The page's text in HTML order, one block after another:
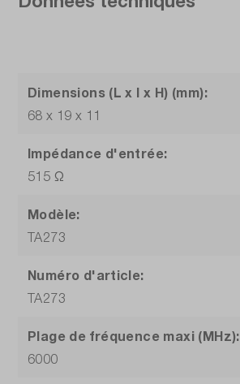
Dimensions (L x l x H) (mm):
68 x 19 x 11
Impédance d'entrée:
515 Ω
Modèle:
TA273
Numéro d'article:
TA273
Plage de fréquence maxi (MHz):
6000